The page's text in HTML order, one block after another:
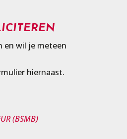
en wil je meteen
hiernaast.
(BSMB)